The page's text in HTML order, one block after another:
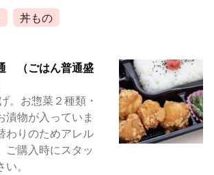
丼もの
（ごはん普通盛
。お惣菜２種類・
漬物が入っていま
わりのためアレル
ご購入時にスタッ
。